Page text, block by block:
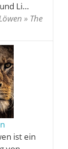
Li…
» The
ist ein